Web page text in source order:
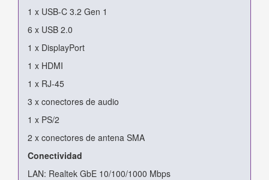
1 x USB-C 3.2 Gen 1
6 x USB 2.0
1 x DisplayPort
1 x HDMI
1 x RJ-45
3 x conectores de audio
1 x PS/2
2 x conectores de antena SMA
Conectividad
LAN: Realtek GbE 10/100/1000 Mbps